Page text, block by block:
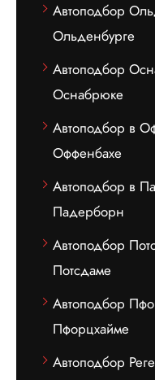
Автоподбор
Ольденбурге
Автоподбор
Оснабрюке
Автоподбор в
Оффенбахе
Автоподбор в
Падерборн
Автоподбор
Потсдаме
Автоподбор
Пфорцхайме
Автоподбор